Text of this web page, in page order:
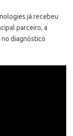
já recebeu
parceiro, a
diagnóstico